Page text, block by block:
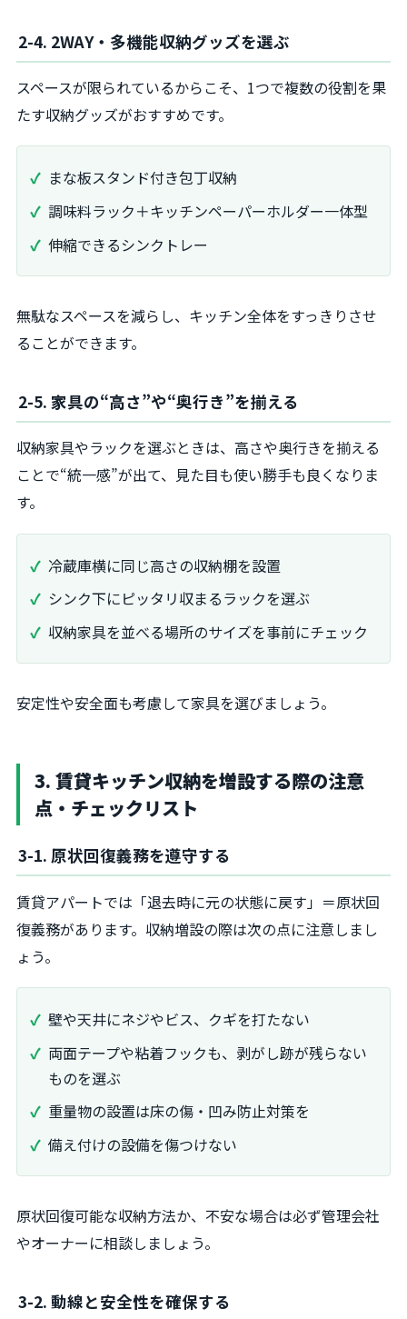
2-4. 2WAY・多機能収納グッズを選ぶ
スペースが限られているからこそ、1つで複数の役割を果
たす収納グッズがおすすめです。
まな板スタンド付き包丁収納
調味料ラック＋キッチンペーパーホルダー一体型
伸縮できるシンクトレー
無駄なスペースを減らし、キッチン全体をすっきりさせ
ることができます。
2-5. 家具の“高さ”や“奥行き”を揃える
収納家具やラックを選ぶときは、高さや奥行きを揃える
ことで“統一感”が出て、見た目も使い勝手も良くなりま
す。
冷蔵庫横に同じ高さの収納棚を設置
シンク下にピッタリ収まるラックを選ぶ
収納家具を並べる場所のサイズを事前にチェック
安定性や安全面も考慮して家具を選びましょう。
3. 賃貸キッチン収納を増設する際の注意
点・チェックリスト
3-1. 原状回復義務を遵守する
賃貸アパートでは「退去時に元の状態に戻す」＝原状回
復義務があります。収納増設の際は次の点に注意しまし
ょう。
壁や天井にネジやビス、クギを打たない
両面テープや粘着フックも、剥がし跡が残らない
ものを選ぶ
重量物の設置は床の傷・凹み防止対策を
備え付けの設備を傷つけない
原状回復可能な収納方法か、不安な場合は必ず管理会社
やオーナーに相談しましょう。
3-2. 動線と安全性を確保する